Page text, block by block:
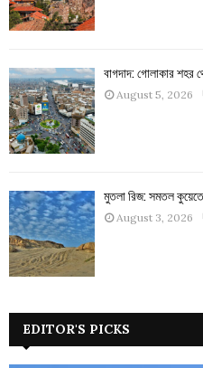
বাগদাদ: গোলাকার শহর
August 5, 2026
মুতলা রিজ: সমতল
August 3, 2026
EDITOR'S PICKS